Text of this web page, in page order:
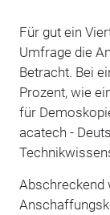
Für gut ein
Umfrage die
Betracht. Bei
Prozent, wie
für
acatech -
Abschreckend